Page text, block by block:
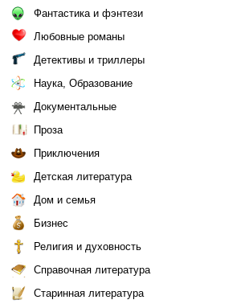
Фантастика и фэнтези
Любовные романы
Детективы и триллеры
Наука, Образование
Документальные
Проза
Приключения
Детская литература
Дом и семья
Бизнес
Религия и духовность
Справочная литература
Старинная литература